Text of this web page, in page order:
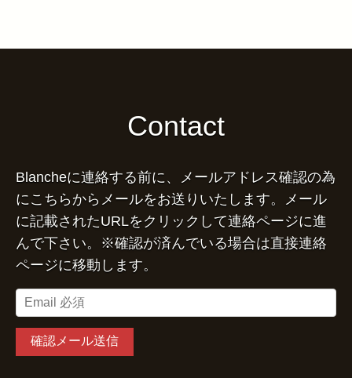
Contact
Blancheに連絡する前に、メールアドレス確認の為
にこちらからメールをお送りいたします。メール
に記載されたURLをクリックして連絡ページに進
んで下さい。※確認が済んでいる場合は直接連絡
ページに移動します。